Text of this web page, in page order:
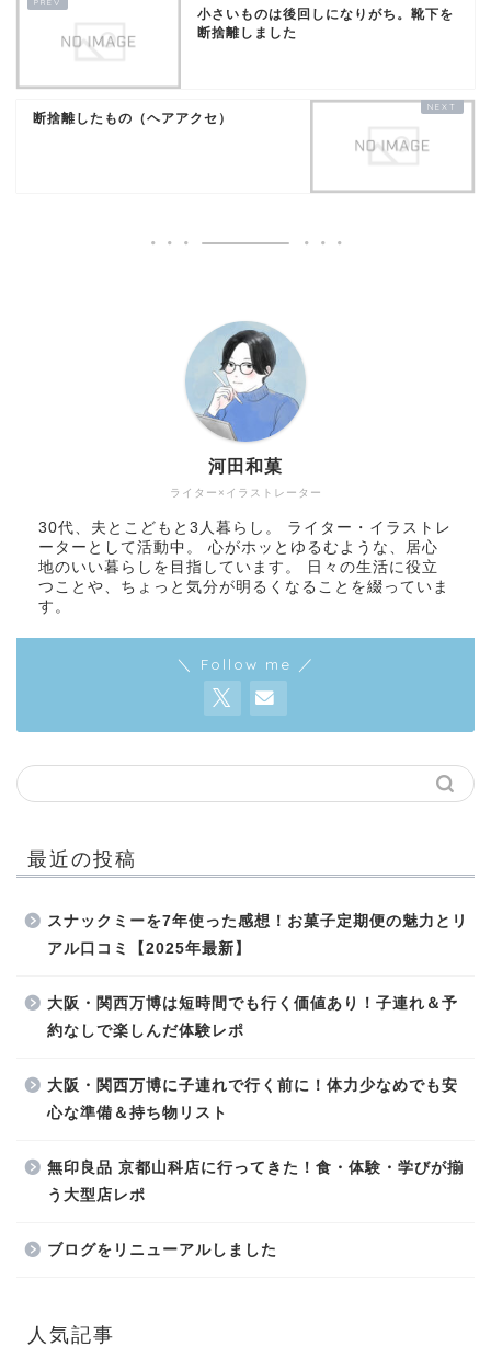
小さいものは後回しになりがち。靴下を
断捨離しました
断捨離したもの（ヘアアクセ）
ライター×イラストレーター
河田和菓
30代、夫とこどもと3人暮らし。 ライター・イラストレ
ーターとして活動中。 心がホッとゆるむような、居心
地のいい暮らしを目指しています。 日々の生活に役立
つことや、ちょっと気分が明るくなることを綴っていま
す。
＼ Follow me ／
最近の投稿
スナックミーを7年使った感想！お菓子定期便の魅力とリ
アル口コミ【2025年最新】
大阪・関西万博は短時間でも行く価値あり！子連れ＆予
約なしで楽しんだ体験レポ
大阪・関西万博に子連れで行く前に！体力少なめでも安
心な準備＆持ち物リスト
無印良品 京都山科店に行ってきた！食・体験・学びが揃
う大型店レポ
ブログをリニューアルしました
人気記事